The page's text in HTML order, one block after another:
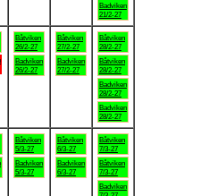
Badviken
21/2-27
Båtviken
26/2-27
Badviken
26/2-27
Båtviken
27/2-27
Badviken
27/2-27
Båtviken
28/2-27
Båtviken
28/2-27
Badviken
28/2-27
Badviken
28/2-27
Båtviken
5/3-27
Badviken
5/3-27
Båtviken
6/3-27
Badviken
6/3-27
Båtviken
7/3-27
Båtviken
7/3-27
Badviken